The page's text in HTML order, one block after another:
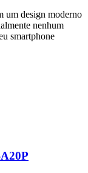
um design moderno
nenhum
smartphone